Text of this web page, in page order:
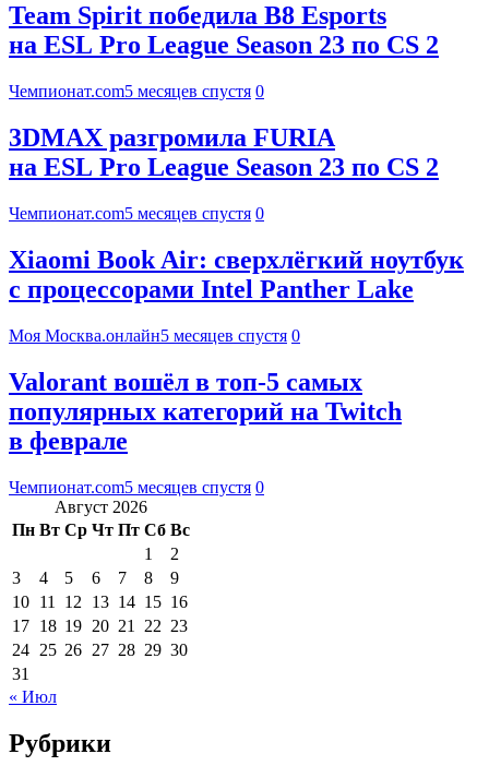
Team Spirit победила B8 Esports
на ESL Pro League Season 23 по CS 2
Чемпионат.com5 месяцев спустя 0
3DMAX разгромила FURIA
на ESL Pro League Season 23 по CS 2
Чемпионат.com5 месяцев спустя 0
Xiaomi Book Air: сверхлёгкий ноутбук
с процессорами Intel Panther Lake
Моя Москва.онлайн5 месяцев спустя 0
Valorant вошёл в топ-5 самых
популярных категорий на Twitch
в феврале
Чемпионат.com5 месяцев спустя 0
Август 2026
Пн Вт Ср Чт Пт Сб Вс
1
2
3
4 5 6 7 8
9
10 11 12 13 14 15 16
17 18 19 20 21 22 23
24 25 26 27 28 29 30
31
« Июл
Рубрики